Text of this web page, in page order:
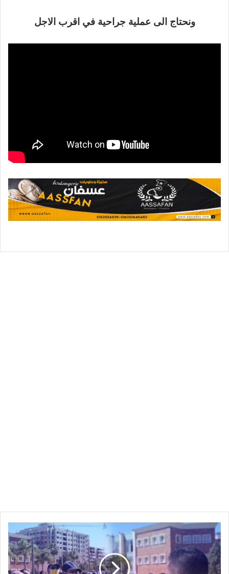
ونحتاج الى عملية جراحية في اقرب الاجل